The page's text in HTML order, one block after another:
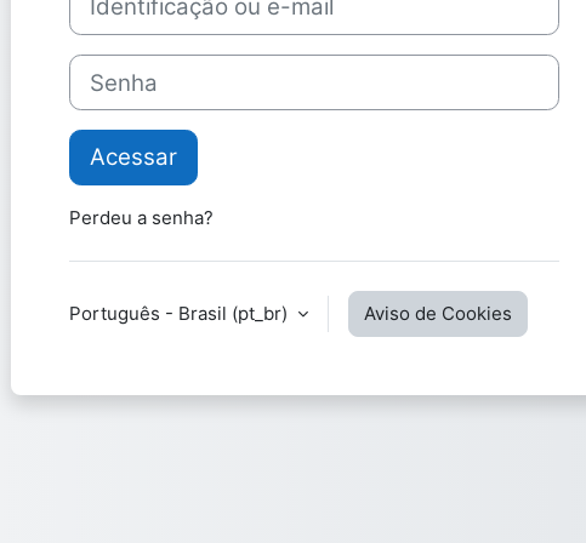
Senha
Acessar
Perdeu a senha?
Português - Brasil ‎(pt_br)‎ Aviso de Cookies